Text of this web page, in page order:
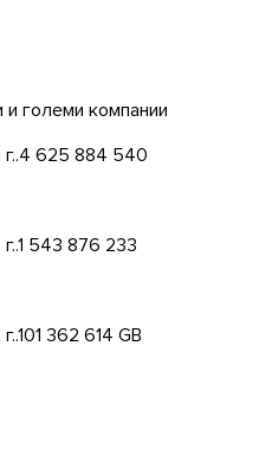
големи компании
4 625 884 540
1 543 876 233
101 362 614 GB